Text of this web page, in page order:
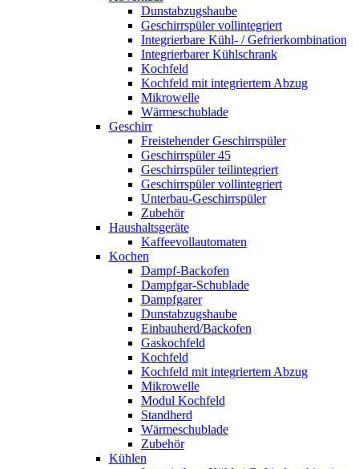
Dunstabzugshaube
Geschirrspüler vollintegriert
Integrierbare Kühl- / Gefrierkombination
Integrierbarer Kühlschrank
Kochfeld
Kochfeld mit integriertem Abzug
Mikrowelle
Wärmeschublade
Geschirr
Freistehender Geschirrspüler
Geschirrspüler 45
Geschirrspüler teilintegriert
Geschirrspüler vollintegriert
Unterbau-Geschirrspüler
Zubehör
Haushaltsgeräte
Kaffeevollautomaten
Kochen
Dampf-Backofen
Dampfgar-Schublade
Dampfgarer
Dunstabzugshaube
Einbauherd/Backofen
Gaskochfeld
Kochfeld
Kochfeld mit integriertem Abzug
Mikrowelle
Modul Kochfeld
Standherd
Wärmeschublade
Zubehör
Kühlen